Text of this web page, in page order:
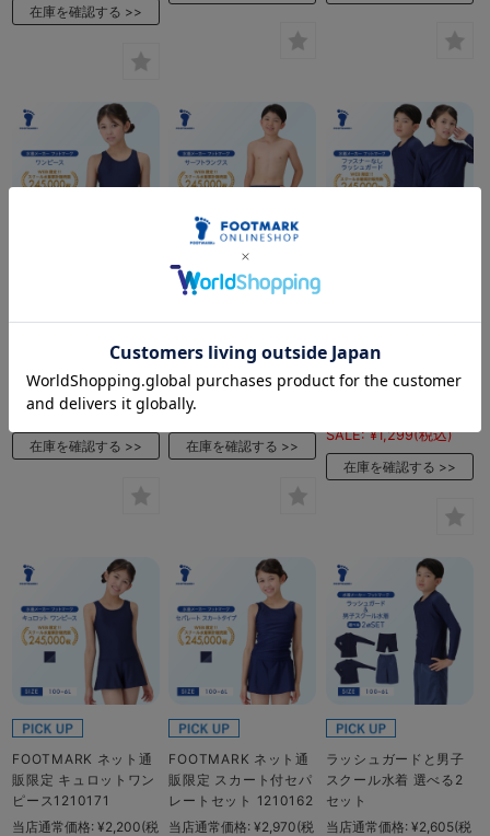
在庫を確認する
販限定 スクールワン
ピース 1210133
当店通常価格:
¥1,760
SALE: ¥1,015(税込)
在庫を確認する
販限定 サーフパンツ
1210138
当店通常価格:
(税
SALE:
在庫を確認する
販限定 ラッシュガード
かぶりタイプ（ファス
ナーなし）1210163
当店通常価格: ¥1,870(税
SALE: ¥1,299(税込)
在庫を確認する
FOOTMARK ネット通
販限定 キュロットワン
ピース1210171
当店通常価格: ¥2,200(税
FOOTMARK ネット通
販限定 スカート付セパ
レートセット 1210162
当店通常価格: ¥2,970(税
ラッシュガードと男子
スクール水着 選べる2
セット
当店通常価格: ¥2,605(税